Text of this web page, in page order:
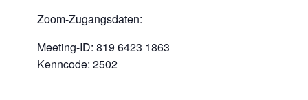
Zoom-Zugangsdaten:
Meeting-ID: 819 6423 1863
Kenncode: 2502